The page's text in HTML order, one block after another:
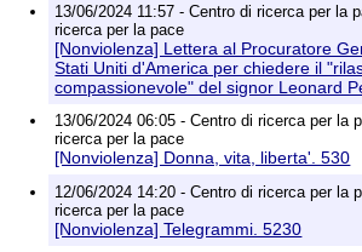
13/06/2024 11:57 - Centro di ricerca per la
ricerca per la pace
[Nonviolenza] Lettera al Procuratore
Stati Uniti d'America per chiedere il
compassionevole" del signor Leonard
13/06/2024 06:05 - Centro di ricerca per la
ricerca per la pace
[Nonviolenza] Donna, vita, liberta'. 530
12/06/2024 14:20 - Centro di ricerca per la
ricerca per la pace
[Nonviolenza] Telegrammi. 5230